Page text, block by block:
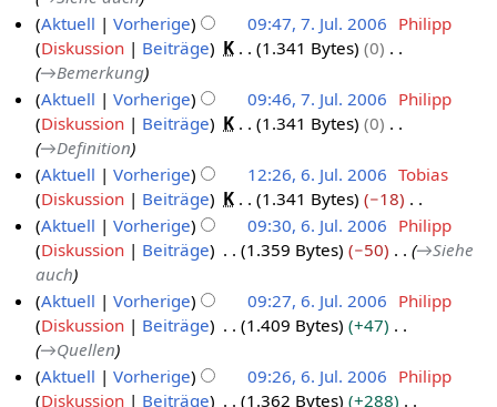
u
n
g
s
s
u
n
g
f
a
s
s
u
n
g
e
n
f
a
s
s
u
n
g
z
u
s
a
m
m
e
n
f
a
s
s
u
n
g
g
s
z
u
s
a
m
m
e
n
f
a
s
s
u
n
g
u
n
g
s
z
u
s
a
m
m
e
n
f
a
s
s
u
0
r
b
e
i
t
u
n
g
s
z
u
s
a
m
m
e
0
e
a
r
b
e
i
t
u
n
g
s
z
u
s
a
m
Aktuell
Vorherige 09:47, 7. Jul. 2006 Philipp
Diskussion
Beiträge K 1.341 Bytes
0
→Bemerkung
Aktuell
Vorherige 09:46, 7. Jul. 2006 Philipp
Diskussion
Beiträge K 1.341 Bytes
0
→Definition
0
Aktuell Vorherige 12:26, 6. Jul. 2006 Tobias
Diskussion
Beiträge K 1.341 Bytes
−18
K
e
i
n
e
B
e
a
Aktuell Vorherige 09:30, 6. Jul. 2006 Philipp
Diskussion
Beiträge 1.359 Bytes −50 →Siehe
auch
Aktuell
Vorherige 09:27, 6. Jul. 2006 Philipp
Diskussion
Beiträge 1.409 Bytes
+47
→Quellen
Aktuell
Vorherige 09:26, 6. Jul. 2006 Philipp
Diskussion
Beiträge 1.362 Bytes
+288